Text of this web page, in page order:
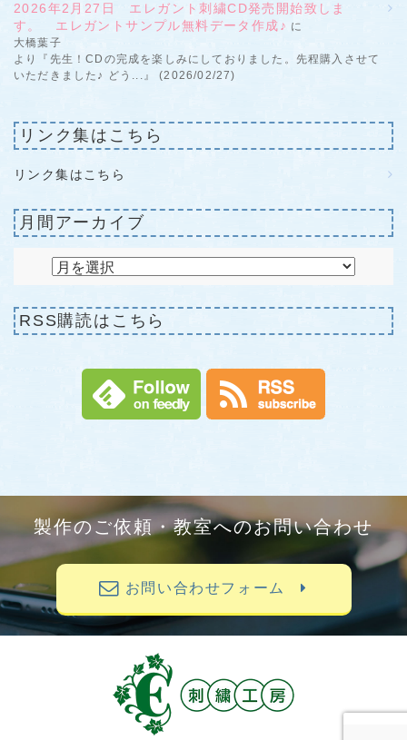
2026年2月27日 エレガント刺繍CD発売開始致しま
す。 エレガントサンプル無料データ作成♪ に
大橋葉子
より『先生！CDの完成を楽しみにしておりました。先程購入させて
いただきました♪ どう...』 (2026/02/27)
リンク集はこちら
リンク集はこちら
月間アーカイブ
RSS購読はこちら
製作のご依頼・教室へのお問い合わせ
お問い合わせフォーム